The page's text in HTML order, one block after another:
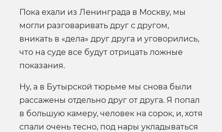
Пока ехали из Ленинграда в Москву, мы
могли разговаривать друг с другом,
вникать в «дела» друг друга и уговорились,
что на суде все будут отрицать ложные
показания.
Ну, а в Бутырской тюрьме мы снова были
рассажены отдельно друг от друга. Я попал
в большую камеру, человек на сорок, и, хотя
спали очень тесно, под нары укладываться